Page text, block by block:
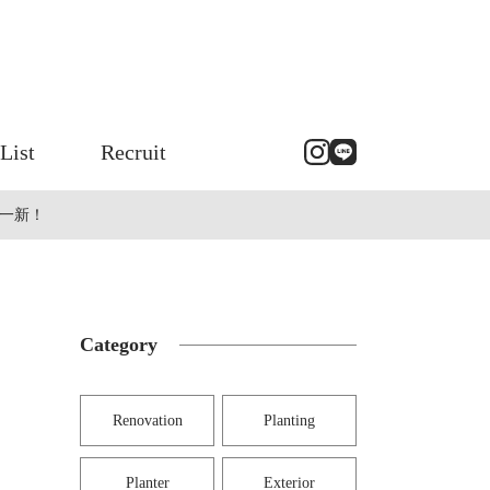
Recruit
新！
Category
Renovation Planting
Planter Exterior